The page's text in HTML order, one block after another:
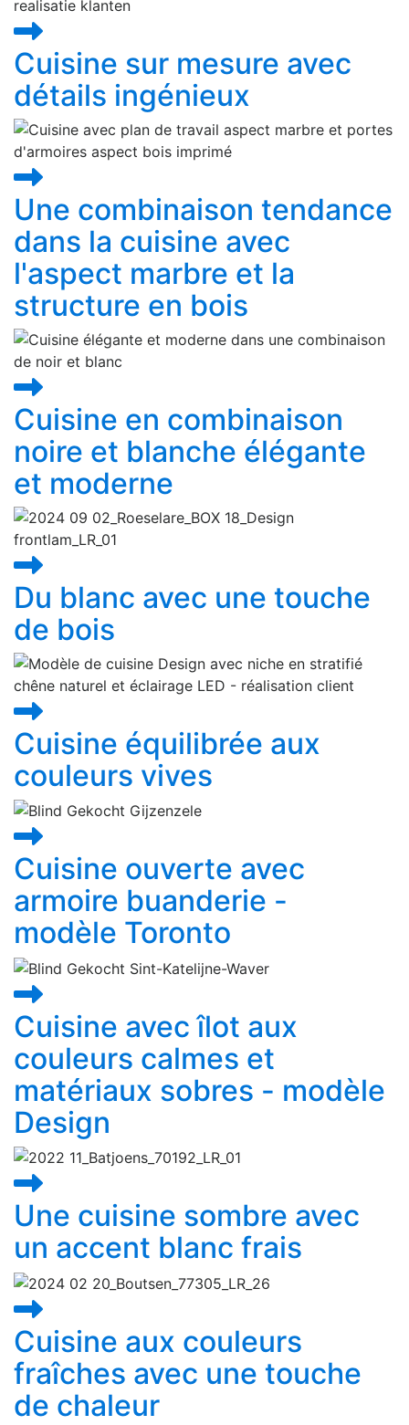
Cuisine sur mesure avec
détails ingénieux
Une combinaison tendance
dans la cuisine avec
l'aspect marbre et la
structure en bois
Cuisine en combinaison
noire et blanche élégante
et moderne
Du blanc avec une touche
de bois
Cuisine équilibrée aux
couleurs vives
Cuisine ouverte avec
armoire buanderie -
modèle Toronto
Cuisine avec îlot aux
couleurs calmes et
matériaux sobres - modèle
Design
Une cuisine sombre avec
un accent blanc frais
Cuisine aux couleurs
fraîches avec une touche
de chaleur